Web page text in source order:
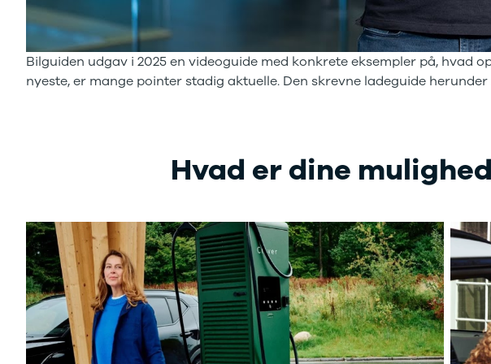
Bilguiden udgav i 2025 en videoguide med konkrete eksempler på, hvad
nyeste, er mange pointer stadig aktuelle. Den skrevne ladeguide
Hvad er dine